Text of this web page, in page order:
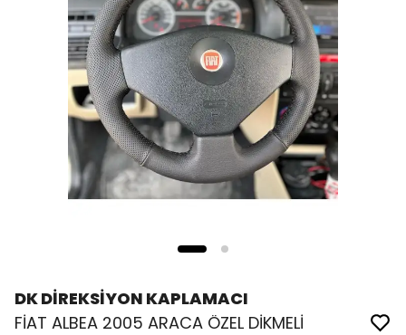
DK DİREKSİYON KAPLAMACI
FİAT ALBEA 2005 ARACA ÖZEL DİKMELİ